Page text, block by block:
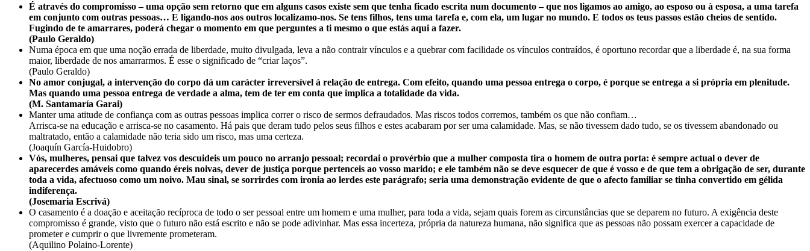
É através do compromisso – uma opção sem retorno que em alguns casos existe sem que tenha ficado escrita num documento – que nos ligamos ao amigo, ao esposo ou à esposa, a uma tarefa
em conjunto com outras pessoas… E ligando-nos aos outros localizamo-nos. Se tens filhos, tens uma tarefa e, com ela, um lugar no mundo. E todos os teus passos estão cheios de sentido.
Fugindo de te amarrares, poderá chegar o momento em que perguntes a ti mesmo o que estás aqui a fazer.
(Paulo Geraldo)
Numa época em que uma noção errada de liberdade, muito divulgada, leva a não contrair vínculos e a quebrar com facilidade os vínculos contraídos, é oportuno recordar que a liberdade é, na sua forma
maior, liberdade de nos amarrarmos. É esse o significado de “criar laços”.
(Paulo Geraldo)
No amor conjugal, a intervenção do corpo dá um carácter irreversível à relação de entrega. Com efeito, quando uma pessoa entrega o corpo, é porque se entrega a si própria em plenitude.
Mas quando uma pessoa entrega de verdade a alma, tem de ter em conta que implica a totalidade da vida.
(M. Santamaría Garai)
Manter uma atitude de confiança com as outras pessoas implica correr o risco de sermos defraudados. Mas riscos todos corremos, também os que não confiam…
Arrisca-se na educação e arrisca-se no casamento. Há pais que deram tudo pelos seus filhos e estes acabaram por ser uma calamidade. Mas, se não tivessem dado tudo, se os tivessem abandonado ou
maltratado, então a calamidade não teria sido um risco, mas uma certeza.
(Joaquín García-Huidobro)
Vós, mulheres, pensai que talvez vos descuideis um pouco no arranjo pessoal; recordai o provérbio que a mulher composta tira o homem de outra porta: é sempre actual o dever de
aparecerdes amáveis como quando éreis noivas, dever de justiça porque pertenceis ao vosso marido; e ele também não se deve esquecer de que é vosso e de que tem a obrigação de ser, durante
toda a vida, afectuoso como um noivo. Mau sinal, se sorrirdes com ironia ao lerdes este parágrafo; seria uma demonstração evidente de que o afecto familiar se tinha convertido em gélida
indiferença.
(Josemaria Escrivá)
O casamento é a doação e aceitação recíproca de todo o ser pessoal entre um homem e uma mulher, para toda a vida, sejam quais forem as circunstâncias que se deparem no futuro. A exigência deste
compromisso é grande, visto que o futuro não está escrito e não se pode adivinhar. Mas essa incerteza, própria da natureza humana, não significa que as pessoas não possam exercer a capacidade de
prometer e cumprir o que livremente prometeram.
(Aquilino Polaino-Lorente)